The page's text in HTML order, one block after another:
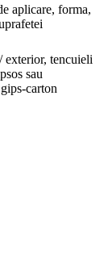
aplicare, forma,
exterior, tencuieli
sau
carton